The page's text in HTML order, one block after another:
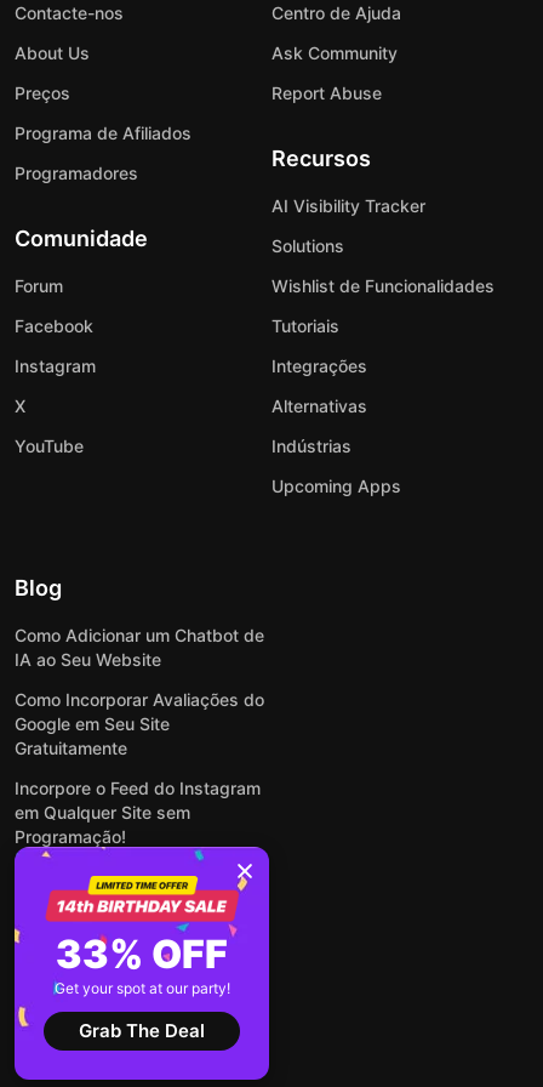
Contacte-nos
About Us
Preços
Programa de Afiliados
Programadores
Comunidade
Forum
Facebook
Instagram
X
YouTube
Centro de Ajuda
Ask Community
Report Abuse
Recursos
AI Visibility Tracker
Solutions
Wishlist de Funcionalidades
Tutoriais
Integrações
Alternativas
Indústrias
Upcoming Apps
Blog
Como Adicionar um Chatbot de
IA ao Seu Website
Como Incorporar Avaliações do
Google em Seu Site
Gratuitamente
Incorpore o Feed do Instagram
em Qualquer Site sem
Programação!
Como Incorporar Formulários
em Qualquer Site Online e
Gratuitamente
Como Criar Formulário para
WordPress: Simples e Rápido
Ver todas publicações
33% OFF
Get your spot at our party!
Grab The Deal